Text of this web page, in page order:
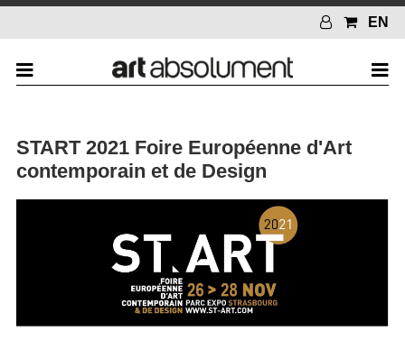
EN
START 2021 Foire Européenne d'Art
contemporain et de Design